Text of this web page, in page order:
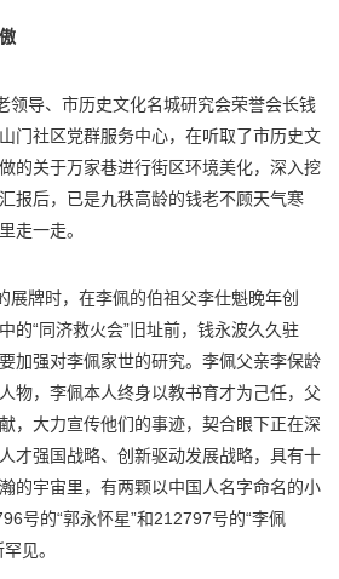
领导、市历史文化名城研究会荣誉会长钱
门社区党群服务中心，在听取了市历史文
的关于万家巷进行街区环境美化，深入挖
报后，已是九秩高龄的钱老不顾天气寒
走一走。
展牌时，在李佩的伯祖父李仕魁晚年创
的“同济救火会”旧址前，钱永波久久驻
加强对李佩家世的研究。李佩父亲李保龄
物，李佩本人终身以教书育才为己任，父
，大力宣传他们的事迹，契合眼下正在深
才强国战略、创新驱动发展战略，具有十
的宇宙里，有两颗以中国人名字命名的小
号的“郭永怀星”和212797号的“李佩
见。